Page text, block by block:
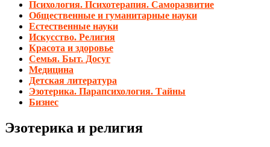
Психология. Психотерапия. Саморазвитие
Общественные и гуманитарные науки
Естественные науки
Искусство. Религия
Красота и здоровье
Семья. Быт. Досуг
Медицина
Детская литература
Эзотерика. Парапсихология. Тайны
Бизнес
Эзотерика и религия